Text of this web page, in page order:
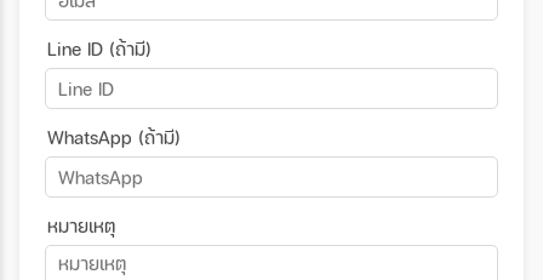
Line ID (ถ้ามี)
WhatsApp (ถ้ามี)
หมายเหตุ